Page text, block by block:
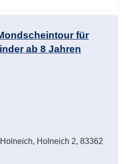
für
ab 8 Jahren
Holneich 2, 83362